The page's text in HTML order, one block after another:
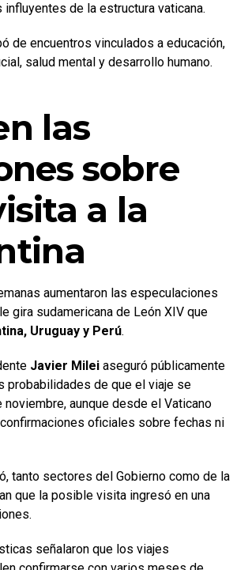
de la estructura vaticana.
de encuentros vinculados a educación,
salud mental y desarrollo humano.
las
sobre
a la
aumentaron las especulaciones
gira sudamericana de León XIV que
Uruguay y Perú.
Javier Milei aseguró públicamente
probabilidades de que el viaje se
noviembre, aunque desde el Vaticano
oficiales sobre fechas ni
tanto sectores del Gobierno como de la
que la posible visita ingresó en una
señalaron que los viajes